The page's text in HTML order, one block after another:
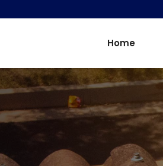
Home